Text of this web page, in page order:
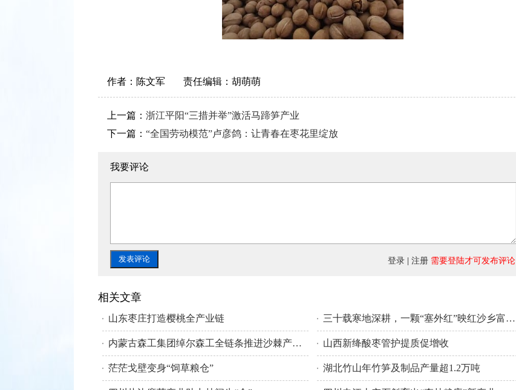
作者： 陈文军 责任编辑： 胡萌萌
上一篇： 浙江平阳“三措并举”激活马蹄笋产业
下一篇： “全国劳动模范”卢彦鸽：让青春在枣花里绽放
我要评论
登录 注册 需要登陆才可发布评论
相关文章
山东枣庄打造樱桃全产业链 三十载寒地深耕，一颗“塞外红”映红沙乡富民路
内蒙古森工集团绰尔森工全链条推进沙棘产业发展 山西新绛酸枣管护提质促增收
茫茫戈壁变身“饲草粮仓” 湖北竹山年竹笋及制品产量超1.2万吨